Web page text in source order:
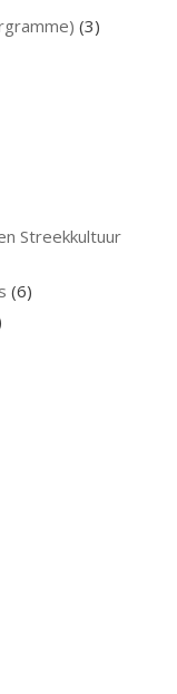
(3)
Streekkultuur
(6)